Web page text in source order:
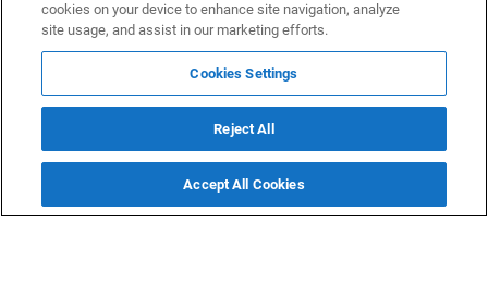
cookies on your device to enhance site navigation, analyze
site usage, and assist in our marketing efforts.
Cookies Settings
Reject All
Accept All Cookies